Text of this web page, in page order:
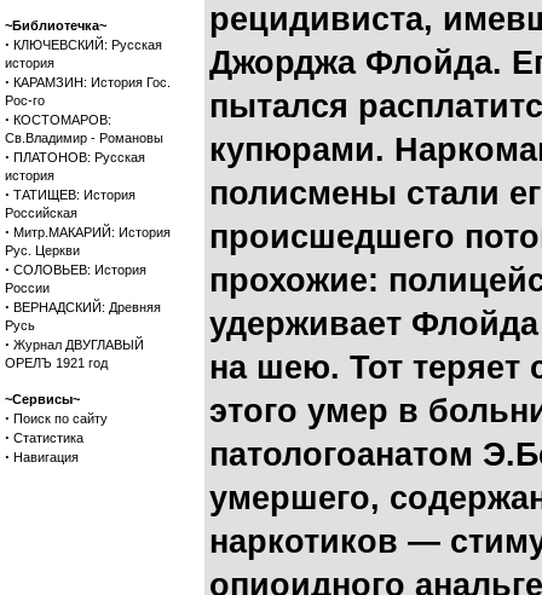
~Библиотечка~
· КЛЮЧЕВСКИЙ: Русская
история
· КАРАМЗИН: История Гос.
Рос-го
· КОСТОМАРОВ:
Св.Владимир - Романовы
· ПЛАТОНОВ: Русская
история
· ТАТИЩЕВ: История
Российская
· Митр.МАКАРИЙ: История
Рус. Церкви
· СОЛОВЬЕВ: История
России
· ВЕРНАДСКИЙ: Древняя
Русь
· Журнал ДВУГЛАВЫЙ
ОРЕЛЪ 1921 год
~Сервисы~
· Поиск по сайту
· Статистика
· Навигация
рецидивиста,
Джорджа Флойда.
пытался
купюрами.
полисмены стали
происшедшего
прохожие:
удерживает
на шею. Тот теряет
этого умер в
патологоанатом
умершего,
наркотиков —
опиоидного